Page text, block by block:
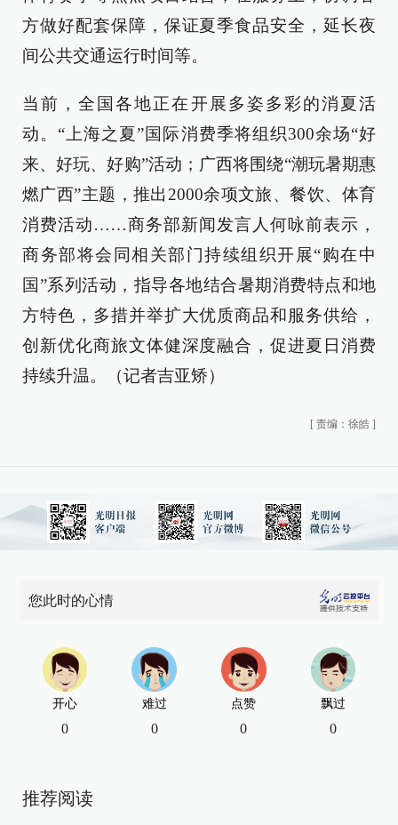
方做好配套保障，保证夏季食品安全，延长夜
间公共交通运行时间等。
当前，全国各地正在开展多姿多彩的消夏活
动。“上海之夏”国际消费季将组织300余场“好
来、好玩、好购”活动；广西将围绕“潮玩暑期惠
燃广西”主题，推出2000余项文旅、餐饮、体育
消费活动……商务部新闻发言人何咏前表示，
商务部将会同相关部门持续组织开展“购在中
国”系列活动，指导各地结合暑期消费特点和地
方特色，多措并举扩大优质商品和服务供给，
创新优化商旅文体健深度融合，促进夏日消费
持续升温。（记者吉亚矫）
[ 责编：徐皓 ]
您此时的心情
开心
0
难过
0
点赞
0
飘过
0
推荐阅读